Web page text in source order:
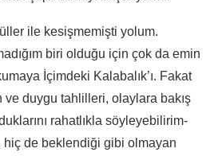
ile kesişmemişti yolum.
biri olduğu için çok da emin
İçimdeki Kalabalık’ı. Fakat
ve duygu tahlilleri, olaylara bakış
rahatlıkla söyleyebilirim-
hiç de beklendiği gibi olmayan